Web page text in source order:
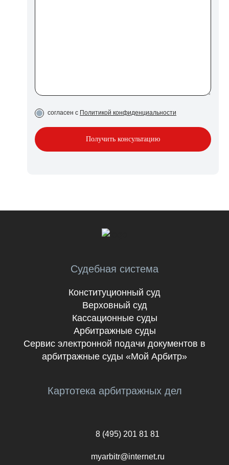
согласен с Политикой конфиденциальности
Судебная система
Конституционный суд
Верховный суд
Кассационные суды
Арбитражные суды
Сервис электронной подачи документов в
арбитражные суды «Мой Арбитр»
Картотека арбитражных дел
8 (495) 201 81 81
myarbitr@internet.ru